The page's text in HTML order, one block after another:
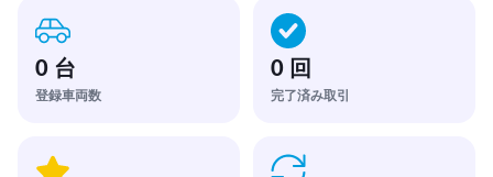
0 台
登録車両数
0 回
完了済み取引